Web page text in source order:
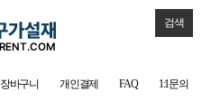
검색
장바구니 개인결제 FAQ 1:1문의